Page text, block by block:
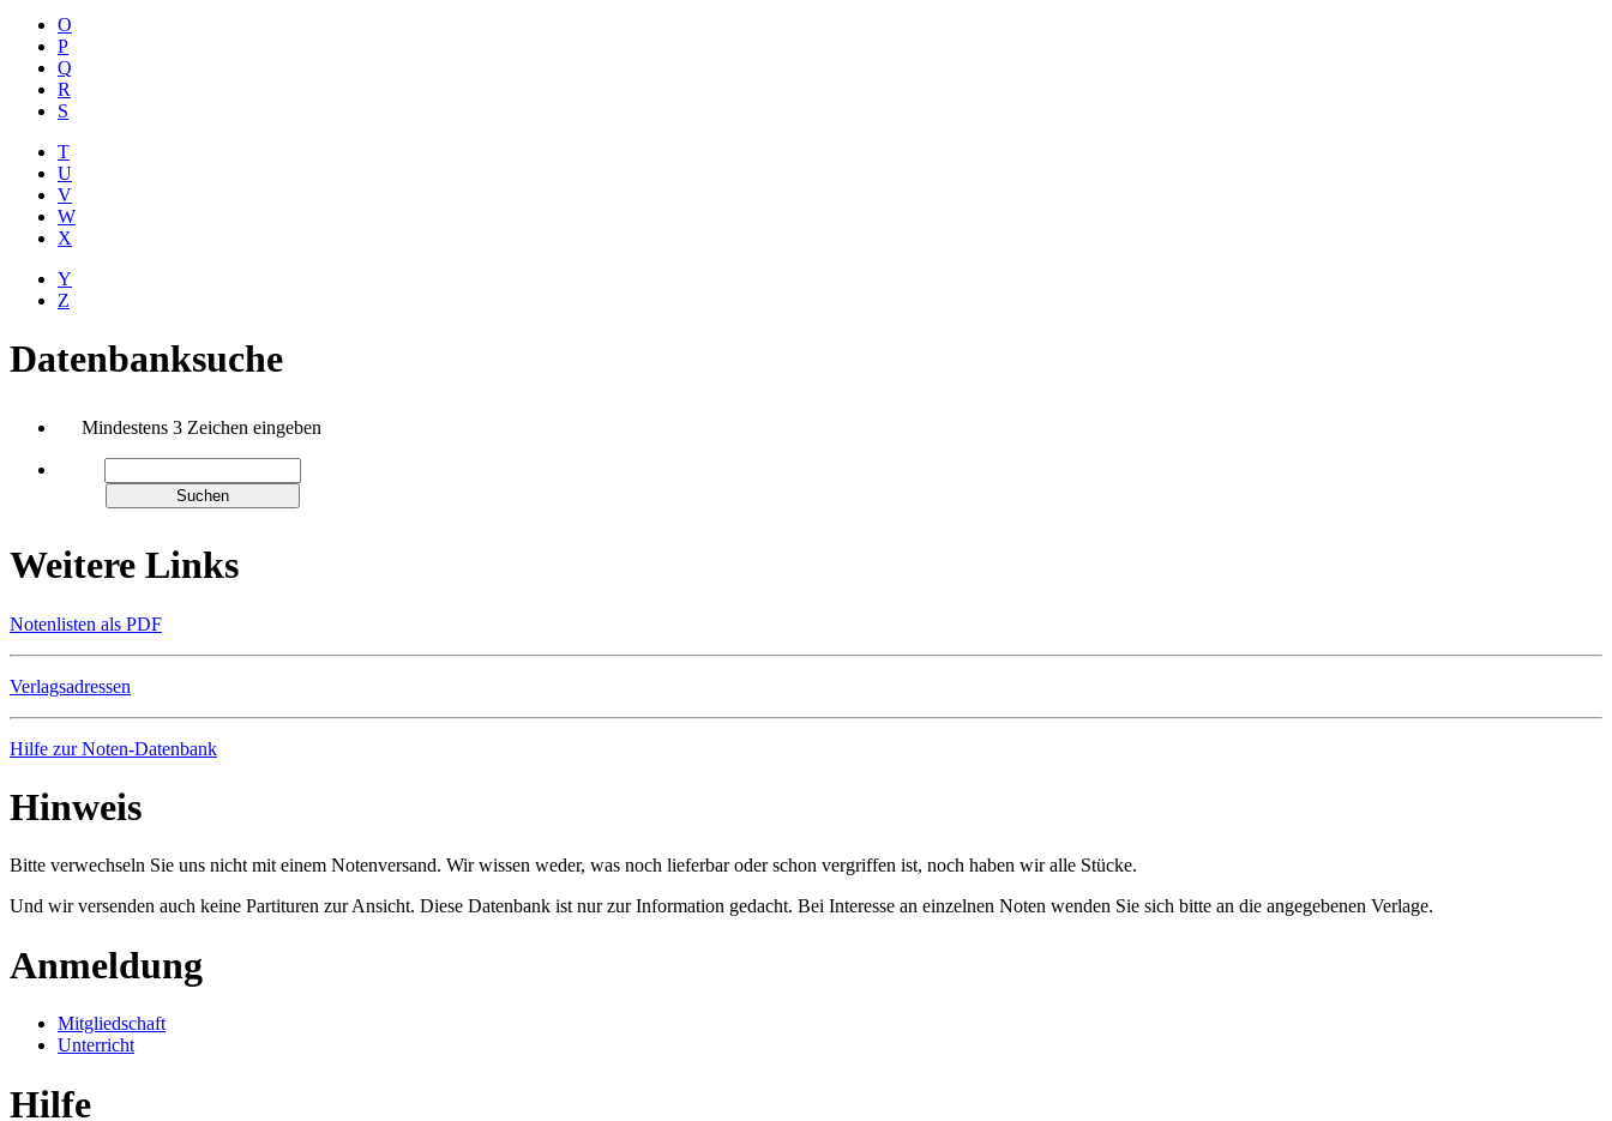
O
P
Q
R
S
T
U
V
W
X
Y
Z
Datenbanksuche
Mindestens 3 Zeichen eingeben
Weitere Links
Notenlisten als PDF
Verlagsadressen
Hilfe zur Noten-Datenbank
Hinweis
Bitte verwechseln Sie uns nicht mit einem Notenversand. Wir wissen weder, was noch lieferbar oder schon vergriffen ist, noch haben wir alle Stücke.
Und wir versenden auch keine Partituren zur Ansicht. Diese Datenbank ist nur zur Information gedacht. Bei Interesse an einzelnen Noten wenden Sie sich bitte an die angegebenen Verlage.
Anmeldung
Mitgliedschaft
Unterricht
Hilfe